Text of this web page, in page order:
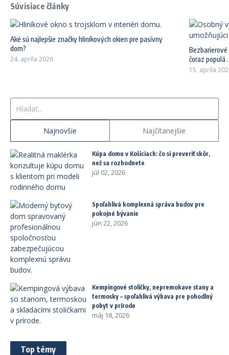
Súvisiace články
Aké sú najlepšie značky hliníkových okien pre pasívny
dom?
24. apríla 2026
čoraz populá
15. apríla
Najnovšie Najčítanejšie
Kúpa domu v Košiciach: čo si preveriť skôr,
než sa rozhodnete
júl 02, 2026
Spoľahlivá komplexná správa budov pre
pokojné bývanie
jún 22, 2026
Kempingové stoličky, nepremokave stany a
termosky – spoľahlivá výbava pre pohodlný
pobyt v prírode
máj 18, 2026
Top témy